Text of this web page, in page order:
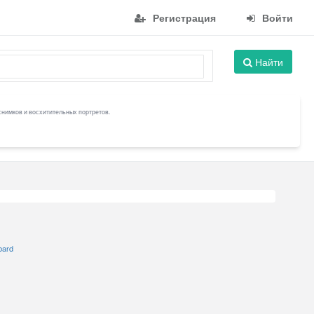
Регистрация Войти
Найти
и восхитительных портретов.